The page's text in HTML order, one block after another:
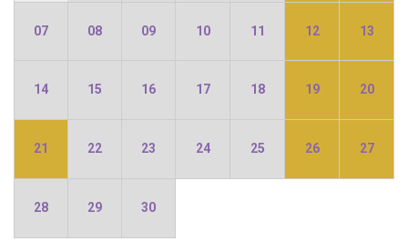
07 08 09 10 11 12 13
14 15 16 17 18 19 20
21 22 23 24 25 26 27
28 29 30